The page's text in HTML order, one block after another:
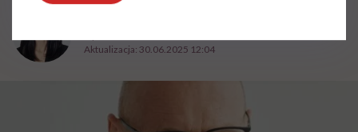
Aktualizacja: 30.06.2025 12:04